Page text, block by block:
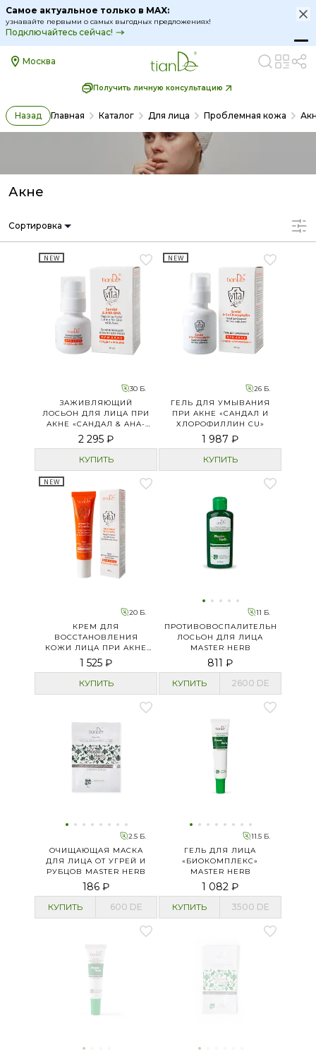
Самое актуальное только в MAX:
узнавайте первыми о самых выгодных предложениях!
Подключайтесь сейчас!
Москва
Получить личную консультацию
Назад Главная Каталог Для лица Проблемная кожа
Акне
Сортировка
NEW
30 Б.
ЗАЖИВЛЯЮЩИЙ
ЛОСЬОН ДЛЯ ЛИЦА ПРИ
АКНЕ «САНДАЛ & AHA-
BHA»
2 295 ₽
КУПИТЬ
NEW
26 Б.
ГЕЛЬ ДЛЯ УМЫВАНИЯ
ПРИ АКНЕ «САНДАЛ И
ХЛОРОФИЛЛИН CU»
1 987 ₽
КУПИТЬ
NEW
20 Б.
КРЕМ ДЛЯ
ВОССТАНОВЛЕНИЯ
КОЖИ ЛИЦА ПРИ АКНЕ
«ПОЛЫНЬ И ЦЕНТЕЛЛА»
1 525 ₽
КУПИТЬ
11 Б.
ПРОТИВОВОСПАЛИТЕЛЬНЫЙ
ЛОСЬОН ДЛЯ ЛИЦА
MASTER HERB
811 ₽
КУПИТЬ 2600 DE
2.5 Б.
ОЧИЩАЮЩАЯ МАСКА
ДЛЯ ЛИЦА ОТ УГРЕЙ И
РУБЦОВ MASTER HERB
186 ₽
КУПИТЬ 600 DE
11.5 Б.
ГЕЛЬ ДЛЯ ЛИЦА
«БИОКОМПЛЕКС»
MASTER HERB
1 082 ₽
КУПИТЬ 3500 DE
Акне для проблемной кожи лица | Косметические